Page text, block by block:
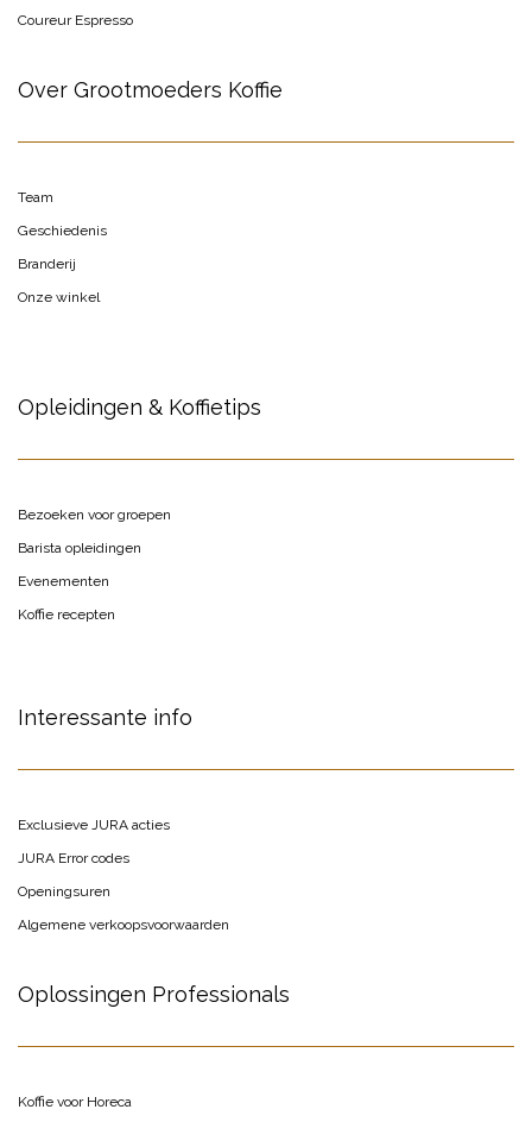
Coureur Espresso
Over Grootmoeders Koffie
Team
Geschiedenis
Branderij
Onze winkel
Opleidingen & Koffietips
Bezoeken voor groepen
Barista opleidingen
Evenementen
Koffie recepten
Interessante info
Exclusieve JURA acties
JURA Error codes
Openingsuren
Algemene verkoopsvoorwaarden
Oplossingen Professionals
Koffie voor Horeca